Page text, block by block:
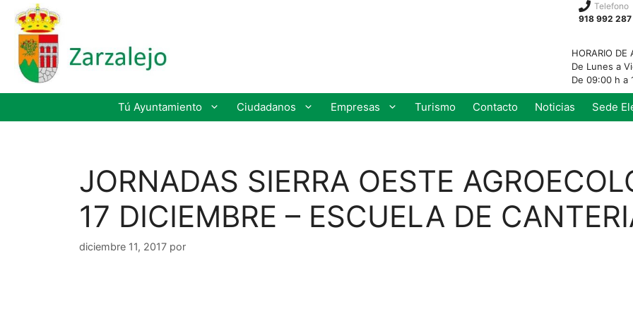
Telefono
918 992
HORARIO DE
De Lunes a
De 09:00 h a
Tú Ayuntamiento Ciudadanos Empresas Turismo Contacto Noticias Sede
JORNADAS SIERRA OESTE
17 DICIEMBRE – ESCUELA DE
diciembre 11, 2017 por